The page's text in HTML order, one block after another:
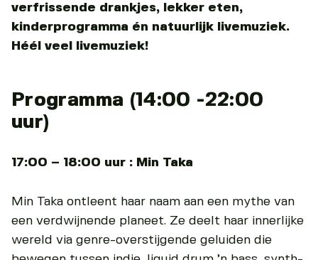
verfrissende drankjes, lekker eten,
kinderprogramma én natuurlijk livemuziek.
Héél veel livemuziek!
Programma (14:00 -22:00
uur)
17:00 – 18:00 uur : Min Taka
Min Taka ontleent haar naam aan een mythe van
een verdwijnende planeet. Ze deelt haar innerlijke
wereld via genre-overstijgende geluiden die